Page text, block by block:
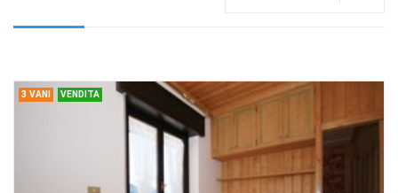
3 VANI VENDITA